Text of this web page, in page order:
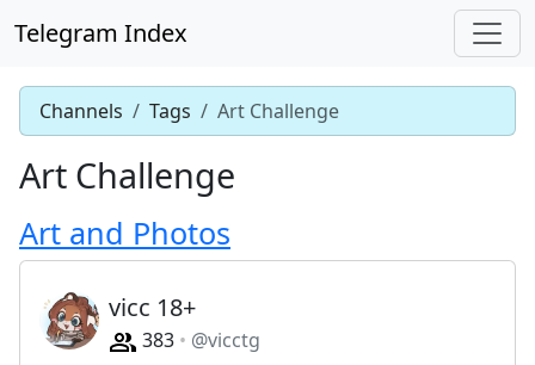
Telegram Index
Channels Tags Art Challenge
Art Challenge
Art and Photos
vicc 18+
383
@vicctg